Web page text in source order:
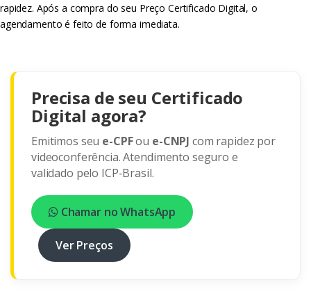
rapidez. Após a compra do seu Preço Certificado Digital, o
agendamento é feito de forma imediata.
Precisa de seu Certificado
Digital agora?
Emitimos seu e-CPFou e-CNPJ com rapidez por
videoconferência. Atendimento seguro e
validado pelo ICP-Brasil.
Chamar no WhatsApp
Ver Preços